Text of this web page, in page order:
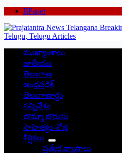
EPaper
ముఖ్యాంశాలు
జాతీయం
తెలంగాణ
ఆంధ్రప్రదేశ్
తెలంగాణార్థం
సన్నివేశం
బొమ్మా బొరుసు
సాహిత్యం-శోభ
శీర్షికలు
ప్రత్యేక వ్యాసాలు